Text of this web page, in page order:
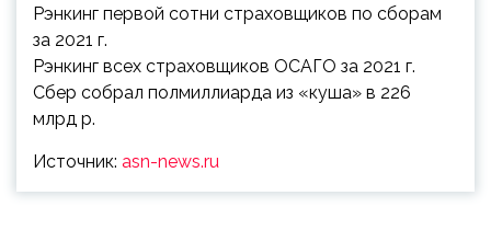
Рэнкинг первой сотни страховщиков по сборам
за 2021 г.
Рэнкинг всех страховщиков ОСАГО за 2021 г.
Сбер собрал полмиллиарда из «куша» в 226
млрд р.
Источник: asn-news.ru